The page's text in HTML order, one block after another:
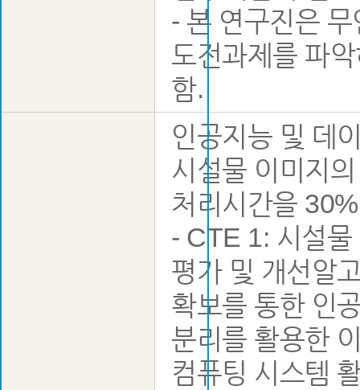
- 본 연구진은
도전과제를 파
함.
인공지능 및 데
시설물 이미지
처리시간을
- CTE 1: 시설물
평가 및 개선알
확보를 통한 인
분리를 활용한
컴퓨팅 시스템